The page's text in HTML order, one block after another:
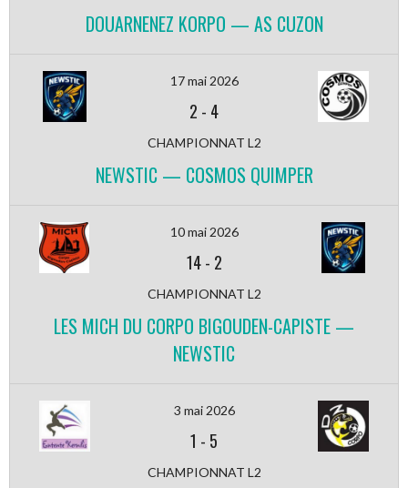
DOUARNENEZ KORPO — AS CUZON
17 mai 2026
2 - 4
CHAMPIONNAT L2
NEWSTIC — COSMOS QUIMPER
10 mai 2026
14- 2
CHAMPIONNAT L2
LES MICH DU CORPO BIGOUDEN-CAPISTE —
NEWSTIC
3 mai 2026
1 - 5
CHAMPIONNAT L2